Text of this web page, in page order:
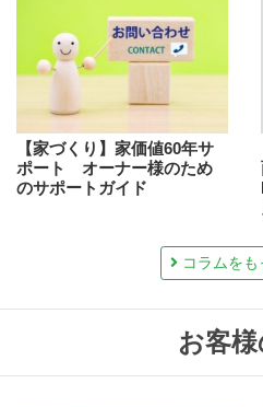
【家づくり】家価値60年サ
ポート オーナー様のため
のサポートガイド
コラムをも
お客